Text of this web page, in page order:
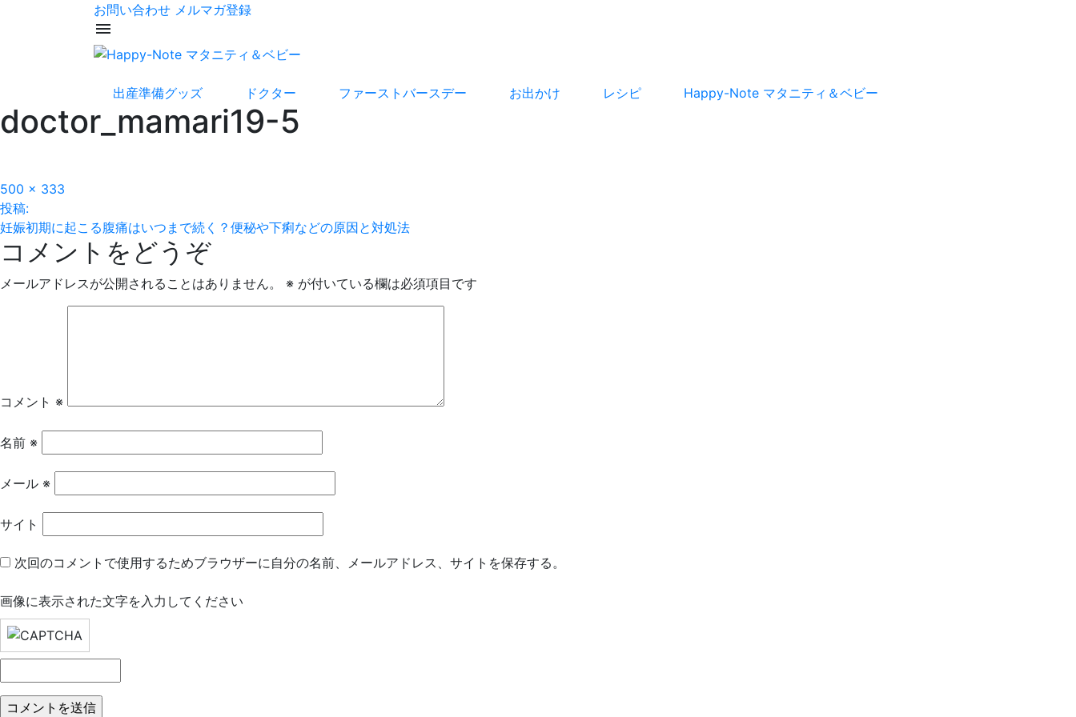
お問い合わせ メルマガ登録
menu
出産準備グッズ ドクター ファーストバースデー お出かけ レシピ Happy-Note マタニティ＆ベビー
doctor_mamari19-5
フ
ル
サ
イ
ズ
500 × 333
投
稿
ナ
シ
ン
投稿:
妊娠初期に起こる腹痛はいつまで続く？便秘や下痢などの原因と対処法
コメントをどうぞ
メールアドレスが公開されることはありません。 ※ が付いている欄は必須項目です
コメント ※
名前 ※
メール ※
サイト
次回のコメントで使用するためブラウザーに自分の名前、メールアドレス、サイトを保存する。
画像に表示された文字を入力してください